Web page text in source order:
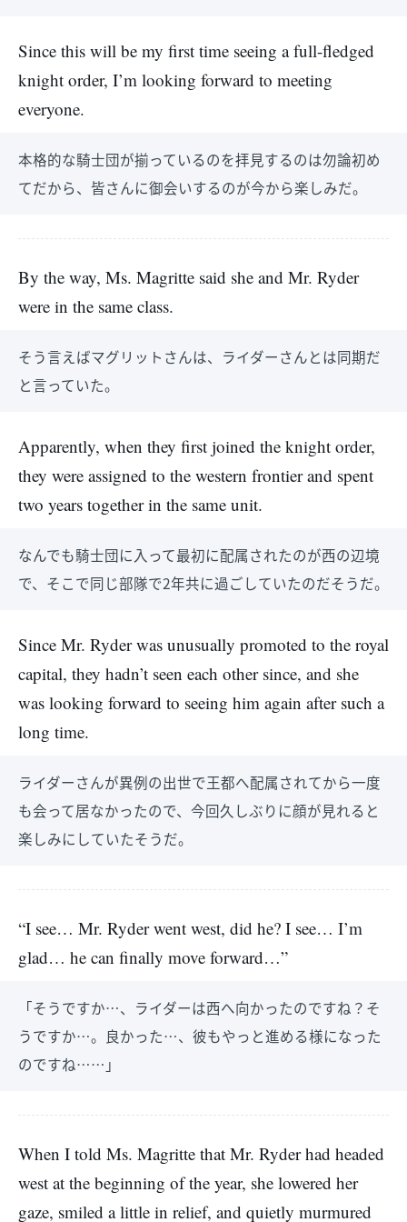
Since this will be my first time seeing a full-fledged
knight order, I’m looking forward to meeting
everyone.
本格的な騎士団が揃っているのを拝見するのは勿論初め
てだから、皆さんに御会いするのが今から楽しみだ。
By the way, Ms. Magritte said she and Mr. Ryder
were in the same class.
そう言えばマグリットさんは、ライダーさんとは同期だ
と言っていた。
Apparently, when they first joined the knight order,
they were assigned to the western frontier and spent
two years together in the same unit.
なんでも騎士団に入って最初に配属されたのが西の辺境
で、そこで同じ部隊で2年共に過ごしていたのだそうだ。
Since Mr. Ryder was unusually promoted to the royal
capital, they hadn’t seen each other since, and she
was looking forward to seeing him again after such a
long time.
ライダーさんが異例の出世で王都へ配属されてから一度
も会って居なかったので、今回久しぶりに顔が見れると
楽しみにしていたそうだ。
“I see… Mr. Ryder went west, did he? I see… I’m
glad… he can finally move forward…”
「そうですか…、ライダーは西へ向かったのですね？そ
うですか…。良かった…、彼もやっと進める様になった
のですね……」
When I told Ms. Magritte that Mr. Ryder had headed
west at the beginning of the year, she lowered her
gaze, smiled a little in relief, and quietly murmured